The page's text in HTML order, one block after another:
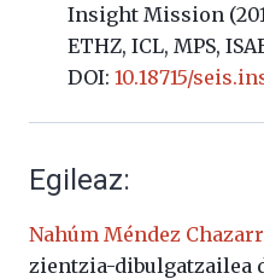
Insight Mission
ETHZ, ICL, MPS,
DOI: 10.18715/
Egileaz:
Nahúm Méndez
zientzia-dibulgatzailea